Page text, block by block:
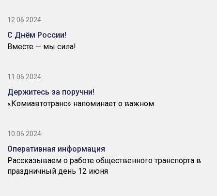
12.06.2024
С Днём России!
Вместе — мы сила!
11.06.2024
Держитесь за поручни!
«Комиавтотранс» напоминает о важном
10.06.2024
Оперативная информация
Рассказываем о работе общественного транспорта в
праздничный день 12 июня